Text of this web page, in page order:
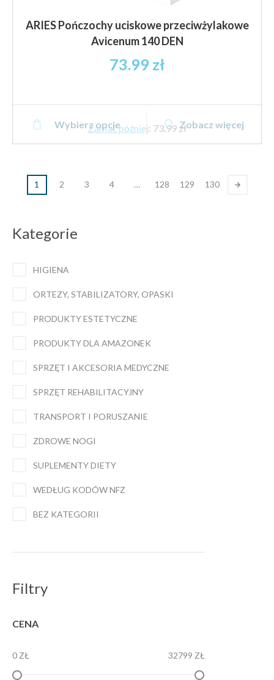
Kategorie
HIGIENA
ORTEZY, STABILIZATORY, OPASKI
PRODUKTY ESTETYCZNE
PRODUKTY DLA AMAZONEK
SPRZĘT I AKCESORIA MEDYCZNE
SPRZĘT REHABILITACYJNY
TRANSPORT I PORUSZANIE
ZDROWE NOGI
SUPLEMENTY DIETY
WEDŁUG KODÓW NFZ
BEZ KATEGORII
Filtry
CENA
0 ZŁ 32799 ZŁ
ARIES Pończochy uciskowe przeciwżylakowe
Avicenum 140 DEN
73.99 zł
Zapłać później: 73,99 zł
Wybierz opcje
produkt
ma
Opcje
Zobacz więcej
1 2 3 4 … 128 129 130